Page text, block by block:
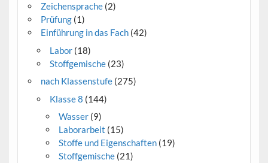
Zeichensprache(2)
Prüfung(1)
Einführung in das Fach(42)
Labor(18)
Stoffgemische(23)
nach Klassenstufe(275)
Klasse 8 (144)
Wasser (9)
Laborarbeit (15)
Stoffe und Eigenschaften (19)
Stoffgemische (21)